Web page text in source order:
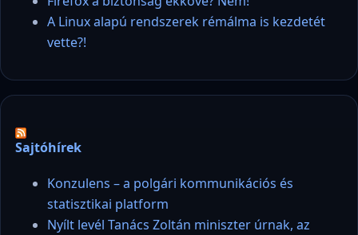
A Linux alapú rendszerek rémálma is kezdetét
vette?!
Sajtóhírek
Konzulens – a polgári kommunikációs és
statisztikai platform
Nyílt levél Tanács Zoltán miniszter úrnak, az